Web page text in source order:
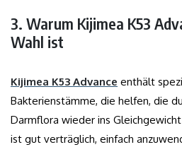
3. Warum Kijimea K53
Wahl ist
Kijimea K53 Advance enthält
Bakterienstämme, die helfen, die
Darmflora wieder ins
ist gut verträglich, einfach